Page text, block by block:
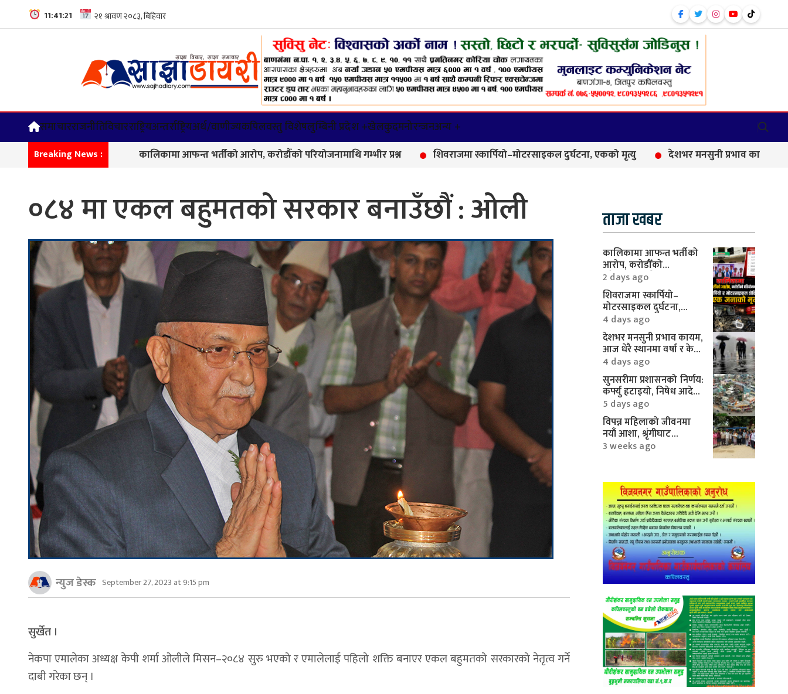
11:41:22
समाचारराजनीतिविचारराष्ट्रियअन्तर्राष्ट्रियअर्थ/वाणीज्यकपिलवस्तु विशेषलुम्बिनी प्रदेश +खेलकुदमनोरन्जनअन्य +
Breaking News :कालिकामा आफन्त भर्तीको आरोप, करोडौँको परियोजनामाथि गम्भीर प्रश्न शिवराजमा स्कार्पियो–मोटरसाइकल दुर्घटना, एकको मृत्यु देशभर मनसुनी प्रभाव कायम, आज धेरै स्थानमा
०८४ मा एकल बहुमतको सरकार बनाउँछौं : ओली
न्युज डेस्क September 27, 2023 at 9:15 pm
सुर्खेत ।
नेकपा एमालेका अध्यक्ष केपी शर्मा ओलीले मिसन–२०८४ सुरु भएको र एमालेलाई पहिलो शक्ति बनाएर एकल बहुमतको सरकारको नेतृत्व गर्ने
दाबी गरेका छन् ।
ताजा खबर
कालिकामा आफन्त भर्तीको
आरोप, करोडौँको
परियोजनामाथि गम्भीर प्रश्न
2 days ago
शिवराजमा स्कार्पियो–
मोटरसाइकल दुर्घटना,
एकको मृत्यु
4 days ago
देशभर मनसुनी प्रभाव कायम,
आज धेरै स्थानमा वर्षा र केही
क्षेत्रमा भारी वर्षाको
सम्भावना
4 days ago
सुनसरीमा प्रशासनको निर्णय:
कर्फ्यु हटाइयो, निषेध आदेश
यथावत्
5 days ago
विपन्न महिलाको जीवनमा
नयाँ आशा, श्रृंगीघाट
सामुदायिक वनबाट ई–
3 weeks ago